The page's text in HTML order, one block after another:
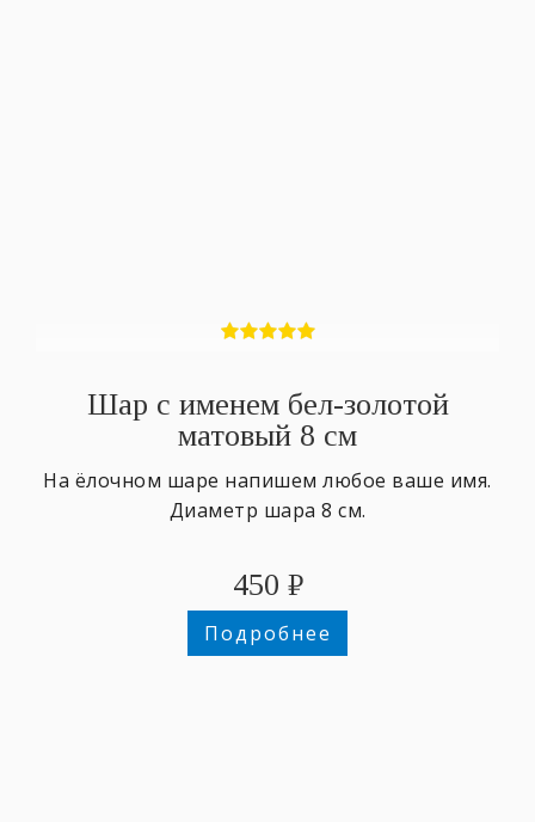
Шар с именем бел-золотой
матовый 8 см
На ёлочном шаре напишем любое ваше имя.
Диаметр шара 8 см.
450 ₽
Подробнее